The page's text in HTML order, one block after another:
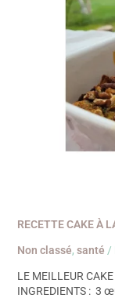
RECETTE CAKE À
Non classé, santé /
LE MEILLEUR
INGREDIENTS : 3